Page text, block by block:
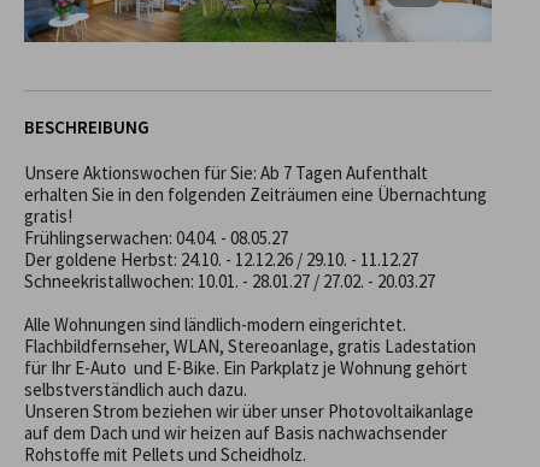
BESCHREIBUNG
Unsere Aktionswochen für Sie: Ab 7 Tagen Aufenthalt
erhalten Sie in den folgenden Zeiträumen eine Übernachtung
gratis!
Frühlingserwachen: 04.04. - 08.05.27
Der goldene Herbst: 24.10. - 12.12.26 / 29.10. - 11.12.27
Schneekristallwochen: 10.01. - 28.01.27 / 27.02. - 20.03.27
Alle Wohnungen sind ländlich-modern eingerichtet.
Flachbildfernseher, WLAN, Stereoanlage, gratis Ladestation
für Ihr E-Auto  und E-Bike. Ein Parkplatz je Wohnung gehört
selbstverständlich auch dazu.
Unseren Strom beziehen wir über unser Photovoltaikanlage
auf dem Dach und wir heizen auf Basis nachwachsender
Rohstoffe mit Pellets und Scheidholz.